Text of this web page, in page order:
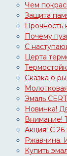
Чем
Защита
Прочность
Почему
С
Церта
Сказка о
Эмаль
Новинка!
Внимание!
Акция! C
Ржавчина.
Купить